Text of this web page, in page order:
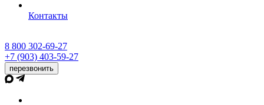
Контакты
8 800 302-69-27
+7 (903) 403-59-27
перезвонить